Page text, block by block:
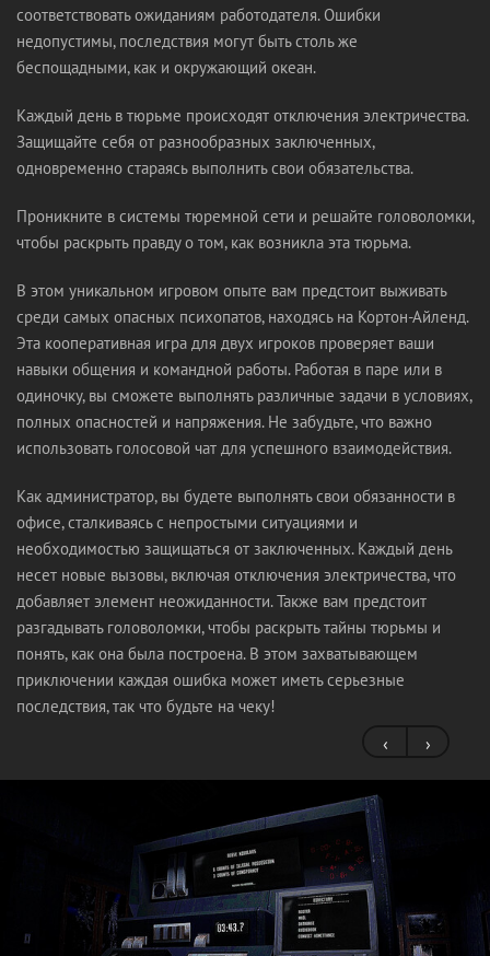
соответствовать ожиданиям работодателя. Ошибки
недопустимы, последствия могут быть столь же
беспощадными, как и окружающий океан.
Каждый день в тюрьме происходят отключения электричества.
Защищайте себя от разнообразных заключенных,
одновременно стараясь выполнить свои обязательства.
Проникните в системы тюремной сети и решайте головоломки,
чтобы раскрыть правду о том, как возникла эта тюрьма.
В этом уникальном игровом опыте вам предстоит выживать
среди самых опасных психопатов, находясь на Кортон-Айленд.
Эта кооперативная игра для двух игроков проверяет ваши
навыки общения и командной работы. Работая в паре или в
одиночку, вы сможете выполнять различные задачи в условиях,
полных опасностей и напряжения. Не забудьте, что важно
использовать голосовой чат для успешного взаимодействия.
Как администратор, вы будете выполнять свои обязанности в
офисе, сталкиваясь с непростыми ситуациями и
необходимостью защищаться от заключенных. Каждый день
несет новые вызовы, включая отключения электричества, что
добавляет элемент неожиданности. Также вам предстоит
разгадывать головоломки, чтобы раскрыть тайны тюрьмы и
понять, как она была построена. В этом захватывающем
приключении каждая ошибка может иметь серьезные
последствия, так что будьте на чеку!
‹ ›